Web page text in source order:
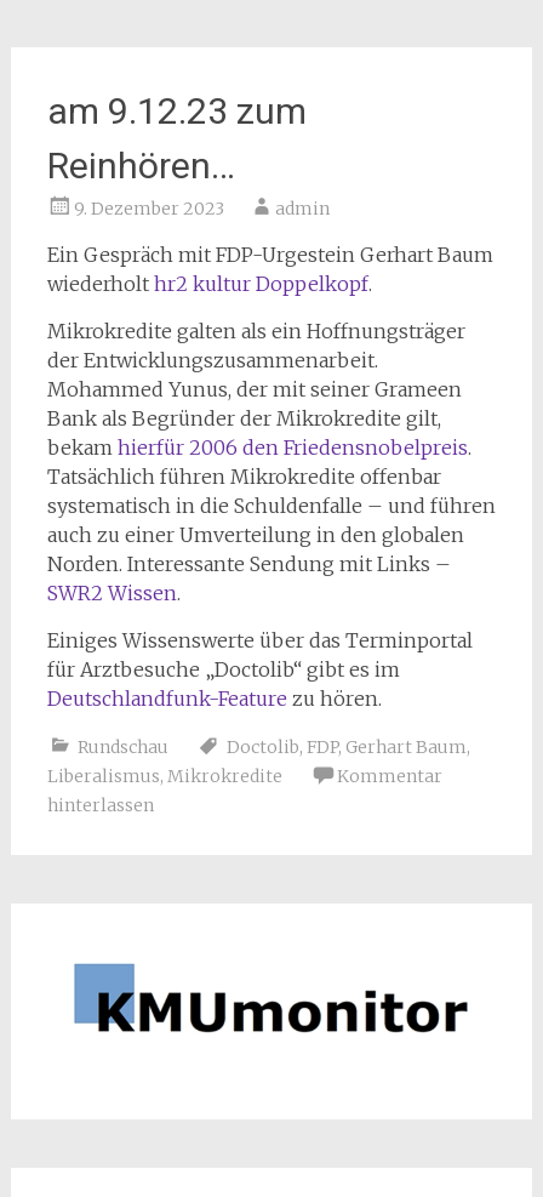
am 9.12.23 zum
Reinhören…
9. Dezember 2023 admin
Ein Gespräch mit FDP-Urgestein Gerhart Baum
wiederholt hr2 kultur Doppelkopf.
Mikrokredite galten als ein Hoffnungsträger
der Entwicklungszusammenarbeit.
Mohammed Yunus, der mit seiner Grameen
Bank als Begründer der Mikrokredite gilt,
bekam hierfür 2006 den Friedensnobelpreis.
Tatsächlich führen Mikrokredite offenbar
systematisch in die Schuldenfalle – und führen
auch zu einer Umverteilung in den globalen
Norden. Interessante Sendung mit Links –
SWR2 Wissen.
Einiges Wissenswerte über das Terminportal
für Arztbesuche „Doctolib“ gibt es im
Deutschlandfunk-Feature zu hören.
Rundschau Doctolib, FDP, Gerhart Baum,
Liberalismus, Mikrokredite
Kommentar
hinterlassen